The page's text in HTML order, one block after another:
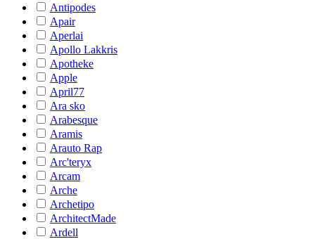
Antipodes
Apair
Aperlai
Apollo Lakkris
Apotheke
Apple
April77
Ara sko
Arabesque
Aramis
Arauto Rap
Arc'teryx
Arcam
Arche
Archetipo
ArchitectMade
Ardell